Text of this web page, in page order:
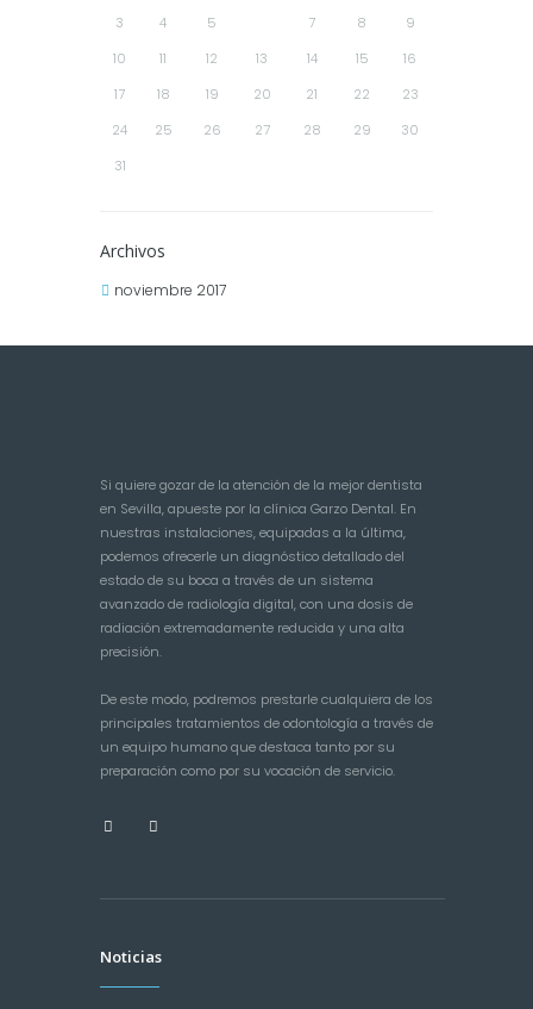
3 4 5 7 8
9
10
11 12 13 14 15
16
17
18 19 20 21 22
23
24
25 26 27 28 29
30
31
Archivos
noviembre 2017
Si quiere gozar de la atención de la mejor dentista
en Sevilla, apueste por la clínica Garzo Dental. En
nuestras instalaciones, equipadas a la última,
podemos ofrecerle un diagnóstico detallado del
estado de su boca a través de un sistema
avanzado de radiología digital, con una dosis de
radiación extremadamente reducida y una alta
precisión.
De este modo, podremos prestarle cualquiera de los
principales tratamientos de odontología a través de
un equipo humano que destaca tanto por su
preparación como por su vocación de servicio.
Noticias